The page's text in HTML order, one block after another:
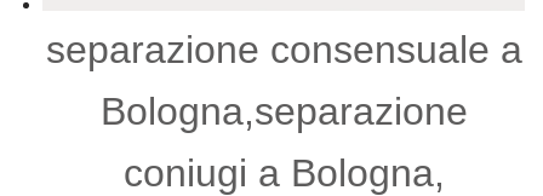
separazione consensuale a
Bologna,separazione
coniugi a Bologna,